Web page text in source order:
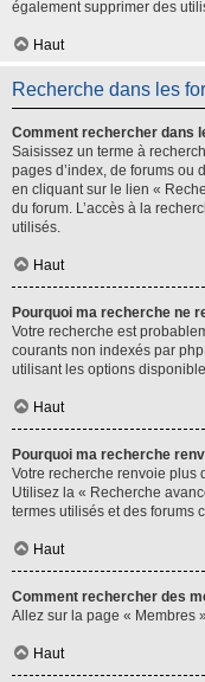
également supprimer des
Haut
Recherche dans les
Comment rechercher dans
Saisissez un terme à
pages d’index, de forums ou
en cliquant sur le lien «
du forum. L’accès à la
utilisés.
Haut
Pourquoi ma recherche ne
Votre recherche est
courants non indexés par
utilisant les options
Haut
Pourquoi ma recherche
Votre recherche renvoie plus
Utilisez la « Recherche
termes utilisés et des forums
Haut
Comment rechercher des
Allez sur la page « Membres
Haut